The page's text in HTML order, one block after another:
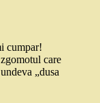
cumpar!
care
„dusa